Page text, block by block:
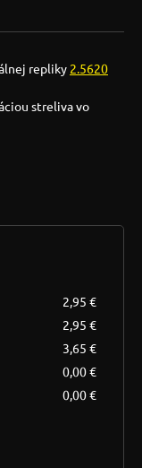
repliky 2.5620
streliva vo
2,95 €
2,95 €
3,65 €
0,00 €
0,00 €